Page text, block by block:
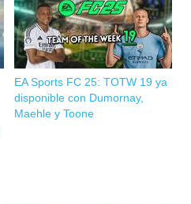
EA Sports FC 25: TOTW 19 ya
disponible con Dumornay,
Maehle y Toone